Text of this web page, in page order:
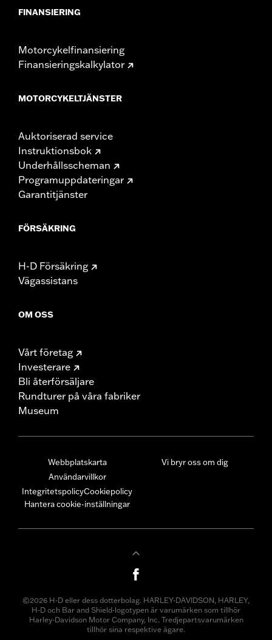
FINANSIERING
Motorcykelfinansiering
Finansieringskalkylator
MOTORCYKELTJÄNSTER
Auktoriserad service
Instruktionsbok
Underhållsscheman
Programuppdateringar
Garantitjänster
FÖRSÄKRING
H-D Försäkring
Vägassistans
OM OSS
Vårt företag
Investerare
Bli återförsäljare
Rundturer på våra fabriker
Museum
Webbplatskarta
Användarvillkor
IntegritetspolicyCookiepolicy
Hantera cookie-inställningar
Vi bryr oss om dig
©2026 H-D eller dess dotterbolag. HARLEY-DAVIDSON, HARLEY,
H-D och Bar and Shield-logotypen är varumärken som tillhör
Harley-Davidson Motor Company, Inc. Tredjepartsvarumärken
tillhör sina respektive ägare.